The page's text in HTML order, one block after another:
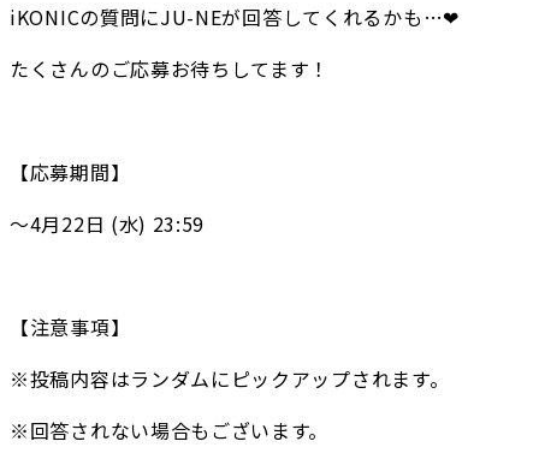
iKONICの質問にJU-NEが回答してくれるかも…❤
たくさんのご応募お待ちしてます！
【応募期間】
〜4月22日 (水) 23:59
【注意事項】
※投稿内容はランダムにピックアップされます。
※回答されない場合もございます。